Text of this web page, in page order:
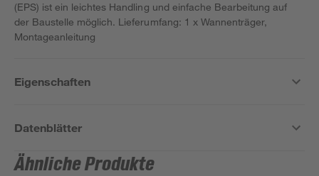
(EPS) ist ein leichtes Handling und einfache Bearbeitung auf
der Baustelle möglich. Lieferumfang: 1 x Wannenträger,
Montageanleitung
Eigenschaften
Datenblätter
Ähnliche Produkte